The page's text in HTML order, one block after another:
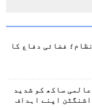
فضائی دفاع کا
ساکھ کو شدید
اپنے اہداف